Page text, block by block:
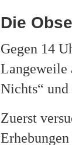
Die
Gegen 14
Langeweile
Nichts“ und
Zuerst